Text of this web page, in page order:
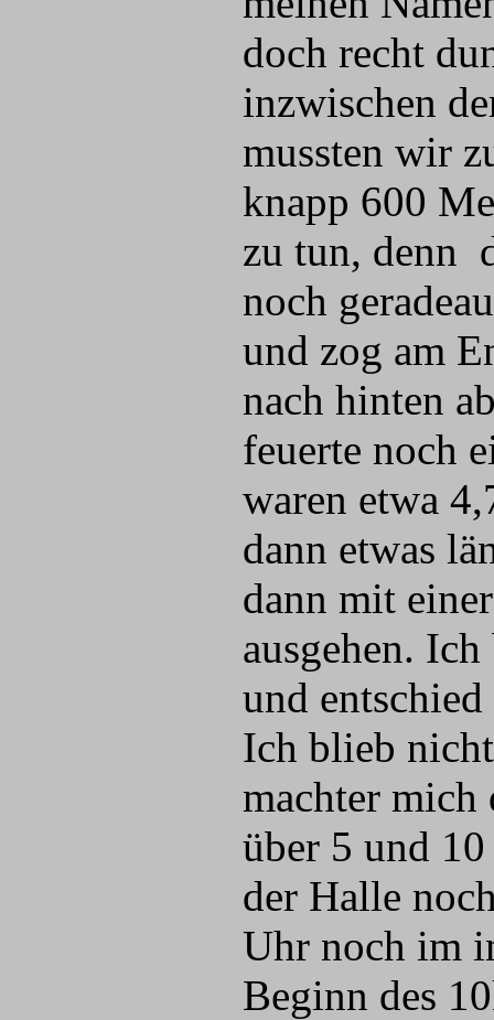
doch recht
inzwischen
mussten wir
knapp 600
zu tun, denn
noch
und zog am
nach hinten
feuerte noch
waren etwa
dann etwas
dann mit
ausgehen.
und
Ich blieb
machter mich
über 5 und
der Halle
Uhr noch im
Beginn des